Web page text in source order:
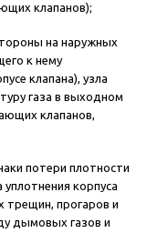
клапанов);
на наружных
к нему
клапана), узла
газа в выходном
клапанов,
потери плотности
корпуса
трещин, прогаров и
дымовых газов и